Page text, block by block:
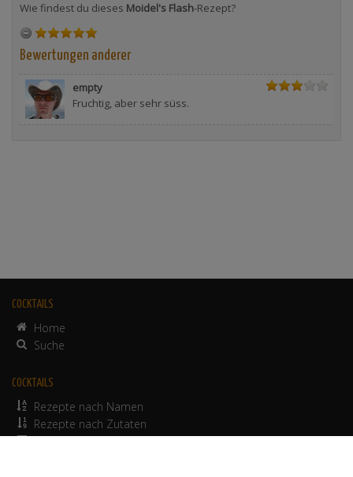
Wie findest du dieses Moidel's Flash-Rezept?
Bewertungen anderer
empty
Fruchtig, aber sehr süss.
COCKTAILS
Home
Suche
COCKTAILS
Rezepte nach Namen
Rezepte nach Zutaten
alkoholfreie Rezepte